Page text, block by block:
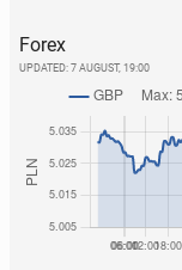
Forex
UPDATED: 7 AUGUST, 19:00